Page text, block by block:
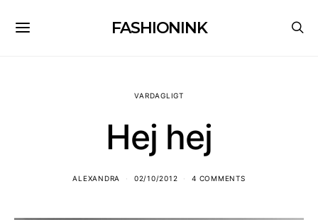
FASHIONINK
VARDAGLIGT
Hej hej
ALEXANDRA 02/10/2012 4 COMMENTS